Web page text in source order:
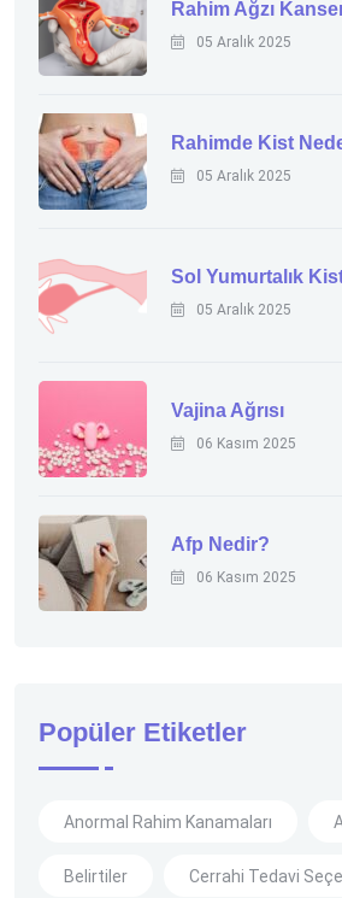
Rahim Ağzı
05 Aralık 2025
Rahimde Kist
05 Aralık 2025
Sol Yumurtalık
05 Aralık 2025
Vajina Ağrısı
06 Kasım 2025
Afp Nedir?
06 Kasım 2025
Popüler Etiketler
Anormal Rahim Kanamaları
Belirtiler Cerrahi Tedavi